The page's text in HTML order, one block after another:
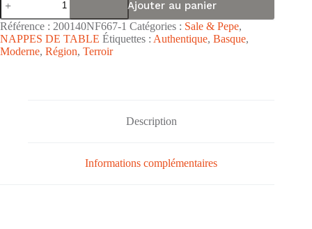
de
Nappe
de
table
toile
Ajouter au panier
Référence : 200140NF667-1 Catégories : Sale & Pepe,
NAPPES DE TABLE Étiquettes : Authentique, Basque,
Moderne, Région, Terroir
Description
Informations complémentaires